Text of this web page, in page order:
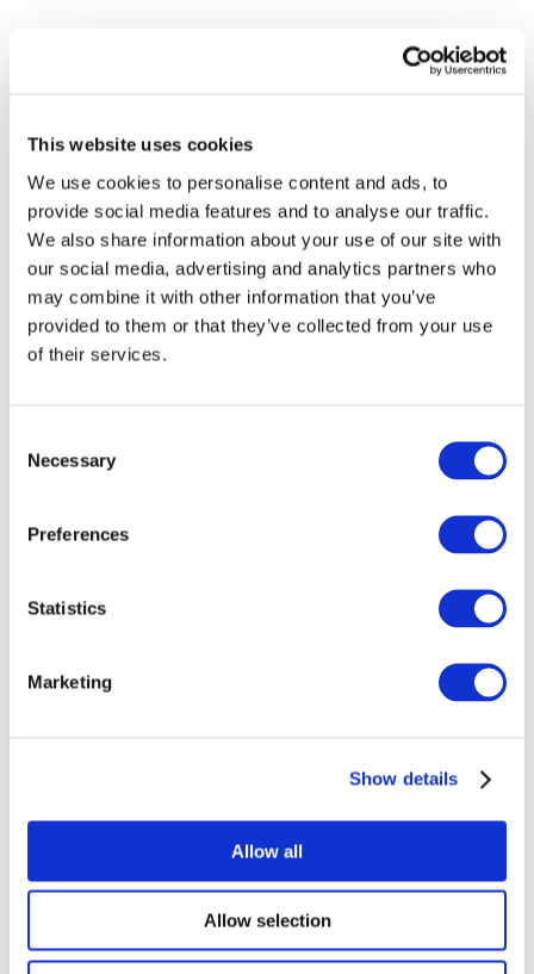
This website uses cookies
We use cookies to personalise content and ads, to
provide social media features and to analyse our traffic.
We also share information about your use of our site with
our social media, advertising and analytics partners who
may combine it with other information that you’ve
provided to them or that they’ve collected from your use
of their services.
Selection
Necessary
Preferences
Statistics
Marketing
Show details
Allow all
Allow selection
Todos os
Concertos
Todos os países